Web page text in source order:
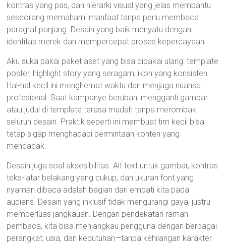
kontras yang pas, dan hierarki visual yang jelas membantu
seseorang memahami manfaat tanpa perlu membaca
paragraf panjang. Desain yang baik menyatu dengan
identitas merek dan mempercepat proses kepercayaan.
Aku suka pakai paket aset yang bisa dipakai ulang: template
poster, highlight story yang seragam, ikon yang konsisten.
Hal-hal kecil ini menghemat waktu dan menjaga nuansa
profesional. Saat kampanye berubah, mengganti gambar
atau judul di template terasa mudah tanpa merombak
seluruh desain. Praktik seperti ini membuat tim kecil bisa
tetap sigap menghadapi permintaan konten yang
mendadak.
Desain juga soal aksesibilitas. Alt text untuk gambar, kontras
teks-latar belakang yang cukup, dan ukuran font yang
nyaman dibaca adalah bagian dari empati kita pada
audiens. Desain yang inklusif tidak mengurangi gaya, justru
memperluas jangkauan. Dengan pendekatan ramah
pembaca, kita bisa menjangkau pengguna dengan berbagai
perangkat, usia, dan kebutuhan—tanpa kehilangan karakter